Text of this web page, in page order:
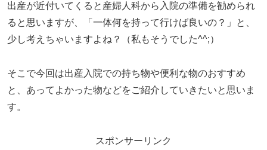
出産が近付いてくると産婦人科から入院の準備を勧められ
ると思いますが、「一体何を持って行けば良いの？」と、
少し考えちゃいますよね？（私もそうでした^^;）
そこで今回は出産入院での持ち物や便利な物のおすすめ
と、あってよかった物などをご紹介していきたいと思いま
す。
スポンサーリンク